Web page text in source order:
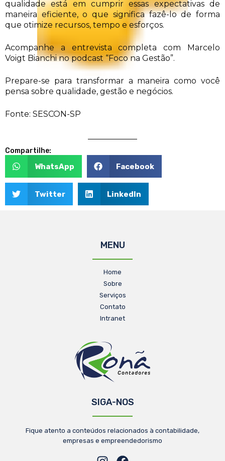
qualidade está em cumprir essas expectativas de
maneira eficiente, o que significa fazê-lo de forma
que otimize recursos, tempo e esforços.
Acompanhe a entrevista completa com Marcelo
Voigt Bianchi no podcast “Foco na Gestão”.
Prepare-se para transformar a maneira como você
pensa sobre qualidade, gestão e negócios.
Fonte: SESCON-SP
Compartilhe:
WhatsApp Facebook
Twitter LinkedIn
MENU
Home
Sobre
Serviços
Contato
Intranet
SIGA-NOS
Fique atento a conteúdos relacionados à contabilidade,
empresas e empreendedorismo